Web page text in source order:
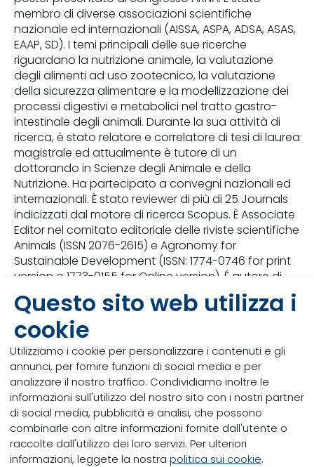
Questo sito web utilizza i
cookie
Utilizziamo i cookie per personalizzare i contenuti e gli
annunci, per fornire funzioni di social media e per
analizzare il nostro traffico. Condividiamo inoltre le
informazioni sull'utilizzo del nostro sito con i nostri partner
di social media, pubblicità e analisi, che possono
combinarle con altre informazioni fornite dall'utente o
raccolte dall'utilizzo dei loro servizi. Per ulteriori
informazioni, leggete la nostra politica sui cookie.
membro di diverse associazioni scientifiche
nazionale ed internazionali (AISSA, ASPA, ADSA, ASAS,
EAAP, SD). I temi principali delle sue ricerche
riguardano la nutrizione animale, la valutazione
degli alimenti ad uso zootecnico, la valutazione
della sicurezza alimentare e la modellizzazione dei
processi digestivi e metabolici nel tratto gastro-
intestinale degli animali. Durante la sua attività di
ricerca, è stato relatore e correlatore di tesi di laurea
magistrale ed attualmente è tutore di un
dottorando in Scienze degli Animale e della
Nutrizione. Ha partecipato a convegni nazionali ed
internazionali. È stato reviewer di più di 25 Journals
indicizzati dal motore di ricerca Scopus. È Associate
Editor nel comitato editoriale delle riviste scientifiche
Animals (ISSN 2076-2615) e Agronomy for
Sustainable Development (ISSN: 1774-0746 for print
version o 1773-0155 for Online version). É autore di
oltre 100 pubblicazioni scientifiche indicizzate in
Scopus e di 2 capitoli di libri. Dal 2019, compare nella
World's Top 2% Scientists list redatta dalla Stanford
University (field: Agriculture, Fisheries & Forestry, sub-
field: Dairy & Animal Science).
È inoltre coordinatore accademico del summer
program in Agribusiness and Food Sciences
(Piacenza campus) e Activity Leader del progetto
europeo SMART-ET (EIT Food).